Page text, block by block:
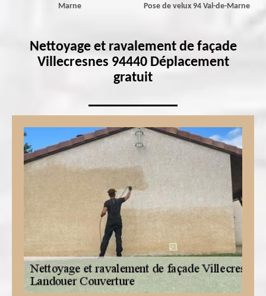
Marne
Pose de velux 94 Val-de-Marne
Nettoyage et ravalement de façade
Villecresnes 94440 Déplacement
gratuit